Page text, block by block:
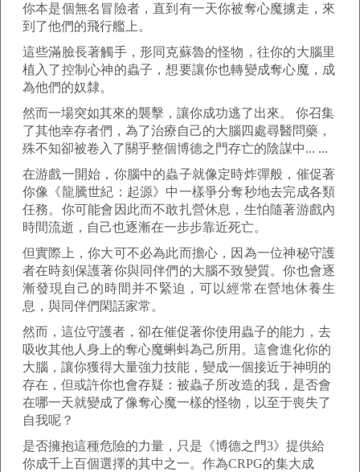
你本是個無名冒險者，直到有一天你被奪心魔擄走，來
到了他們的飛行艦上。
這些滿臉長著觸手，形同克蘇魯的怪物，往你的大腦里
植入了控制心神的蟲子，想要讓你也轉變成奪心魔，成
為他們的奴隸。
然而一場突如其來的襲擊，讓你成功逃了出來。 你召集
了其他幸存者們，為了治療自己的大腦四處尋醫問藥，
殊不知卻被卷入了關乎整個博德之門存亡的陰謀中... ...
在游戲一開始，你腦中的蟲子就像定時炸彈般，催促著
你像《龍騰世紀：起源》中一樣爭分奪秒地去完成各類
任務。你可能會因此而不敢扎營休息，生怕隨著游戲內
時間流逝，自己也逐漸在一步步靠近死亡。
但實際上，你大可不必為此而擔心，因為一位神秘守護
者在時刻保護著你與同伴們的大腦不致變質。你也會逐
漸發現自己的時間并不緊迫，可以經常在營地休養生
息，與同伴們閑話家常。
然而，這位守護者，卻在催促著你使用蟲子的能力，去
吸收其他人身上的奪心魔蝌蚪為己所用。這會進化你的
大腦，讓你獲得大量強力技能，變成一個接近于神明的
存在，但或許你也會存疑：被蟲子所改造的我，是否會
在哪一天就變成了像奪心魔一樣的怪物，以至于喪失了
自我呢？
是否擁抱這種危險的力量，只是《博德之門3》提供給
你成千上百個選擇的其中之一。作為CRPG的集大成